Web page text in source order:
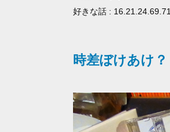
好きな話 : 16.21.24.69.71
時差ぼけあけ？